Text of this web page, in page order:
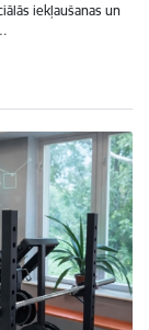
iekļaušanas un